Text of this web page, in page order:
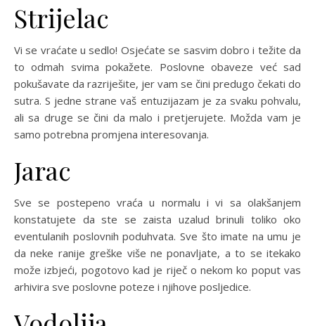
Strijelac
Vi se vraćate u sedlo! Osjećate se sasvim dobro i težite da
to odmah svima pokažete. Poslovne obaveze već sad
pokušavate da razriješite, jer vam se čini predugo čekati do
sutra. S jedne strane vaš entuzijazam je za svaku pohvalu,
ali sa druge se čini da malo i pretjerujete. Možda vam je
samo potrebna promjena interesovanja.
Jarac
Sve se postepeno vraća u normalu i vi sa olakšanjem
konstatujete da ste se zaista uzalud brinuli toliko oko
eventulanih poslovnih poduhvata. Sve što imate na umu je
da neke ranije greške više ne ponavljate, a to se itekako
može izbjeći, pogotovo kad je riječ o nekom ko poput vas
arhivira sve poslovne poteze i njihove posljedice.